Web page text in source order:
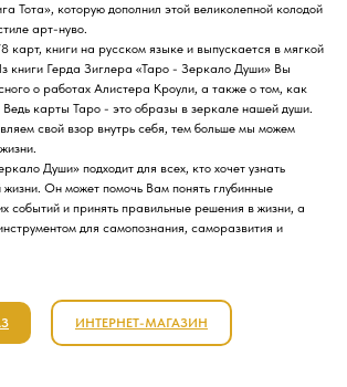
Тота», которую дополнил этой великолепной колодой
арт-нуво.
карт, книги на русском языке и выпускается в мягкой
книги Герда Зиглера «Таро - Зеркало Души» Вы
о работах Алистера Кроули, а также о том, как
Ведь карты Таро - это образы в зеркале нашей души.
свой взор внутрь себя, тем больше мы можем
Души» подходит для всех, кто хочет узнать
жизни. Он может помочь Вам понять глубинные
событий и принять правильные решения в жизни, а
для самопознания, саморазвития и
ИНТЕРНЕТ-МАГАЗИН